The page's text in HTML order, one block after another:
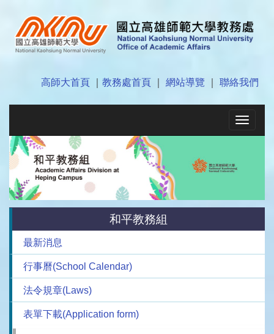
高師大首頁 教務處首頁 網站導覽 聯絡我們
Toggle
和平教務組
最新消息
行事曆(School Calendar)
法令規章(Laws)
表單下載(Application form)